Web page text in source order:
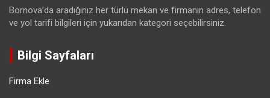
Bornova’da aradığınız her türlü mekan ve firmanın adres, telefon
ve yol tarifi bilgileri için yukarıdan kategori seçebilirsiniz.
Bilgi Sayfaları
Firma Ekle